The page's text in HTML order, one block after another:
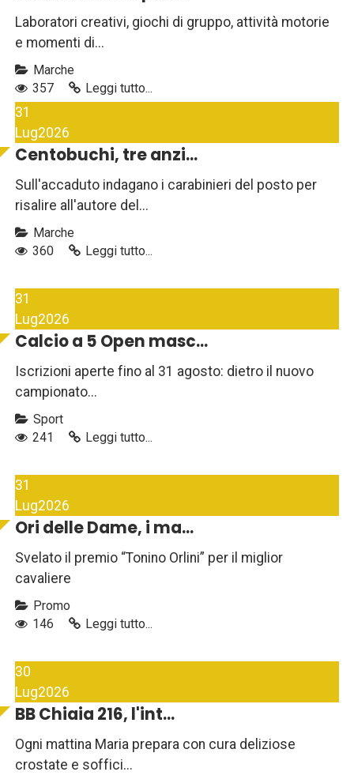
Laboratori creativi, giochi di gruppo, attività motorie
e momenti di...
Marche
357
Leggi tutto...
31
Lug2026
Centobuchi, tre anzi...
Sull'accaduto indagano i carabinieri del posto per
risalire all'autore del...
Marche
360
Leggi tutto...
31
Lug2026
Calcio a 5 Open masc...
Iscrizioni aperte fino al 31 agosto: dietro il nuovo
campionato...
Sport
241
Leggi tutto...
31
Lug2026
Ori delle Dame, i ma...
Svelato il premio “Tonino Orlini” per il miglior
cavaliere
Promo
146
Leggi tutto...
30
Lug2026
BB Chiaia 216, l'int...
Ogni mattina Maria prepara con cura deliziose
crostate e soffici...